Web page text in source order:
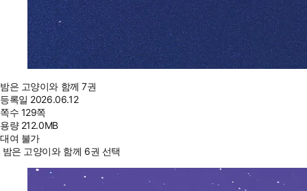
밤은 고양이와 함께 7권
등록일 2026.06.12
쪽수 129쪽
용량 212.0MB
대여 불가
밤은 고양이와 함께 6권 선택